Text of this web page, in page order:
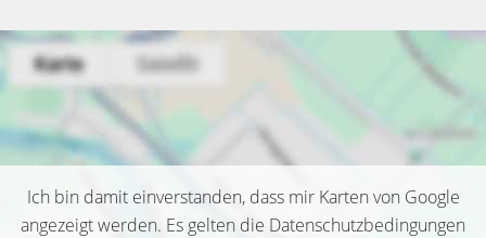
Ich bin damit einverstanden, dass mir Karten von Google
angezeigt werden. Es gelten die Datenschutzbedingungen